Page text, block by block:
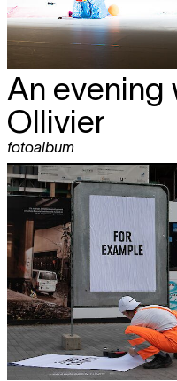
An evening
Ollivier
fotoalbum